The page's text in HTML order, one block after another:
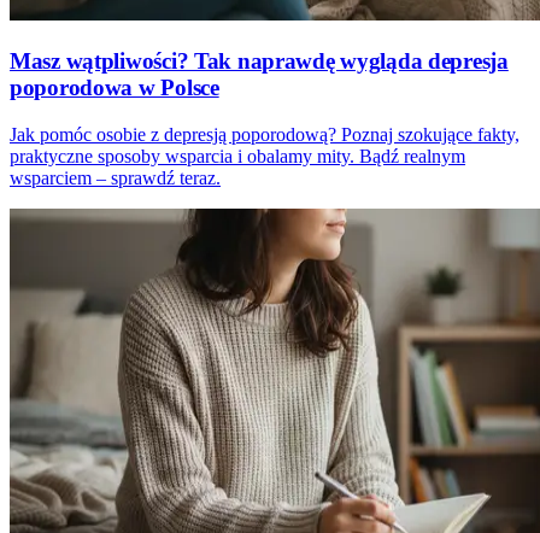
Masz wątpliwości? Tak naprawdę wygląda depresja
poporodowa w Polsce
Jak pomóc osobie z depresją poporodową? Poznaj szokujące fakty,
praktyczne sposoby wsparcia i obalamy mity. Bądź realnym
wsparciem – sprawdź teraz.